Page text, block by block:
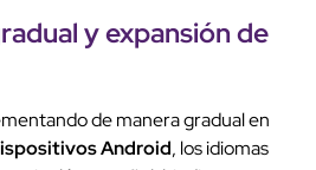
y expansión de
de manera gradual en
Android, los idiomas